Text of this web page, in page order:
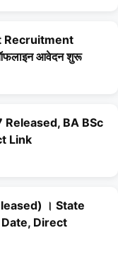
Recruitment
आवेदन शुरू
BA BSc
Link
। State
Direct